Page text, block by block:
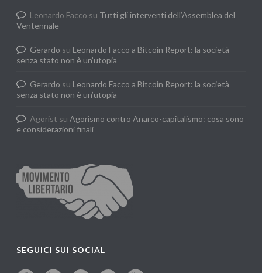
Leonardo Facco su Tutti gli interventi dell’Assemblea del
Ventennale
Gerardo su Leonardo Facco a Bitcoin Report: la società
senza stato non è un’utopia
Gerardo su Leonardo Facco a Bitcoin Report: la società
senza stato non è un’utopia
Agorist suAgorismo contro Anarco-capitalismo: cosa sono
e considerazioni finali
SEGUICI SUI SOCIAL